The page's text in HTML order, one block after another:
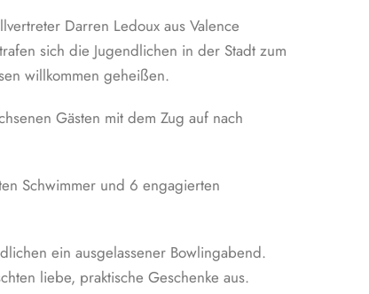
Darren Ledoux aus Valence
sich die Jugendlichen in der Stadt zum
willkommen geheißen.
Gästen mit dem Zug auf nach
Schwimmer und 6 engagierten
ein ausgelassener Bowlingabend.
liebe, praktische Geschenke aus.